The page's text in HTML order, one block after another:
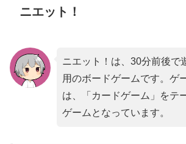
ニエット！
ニエット！は、30分前後で
用のボードゲームです。ゲ
は、「 カードゲーム 」をテ
ゲームとなっています。